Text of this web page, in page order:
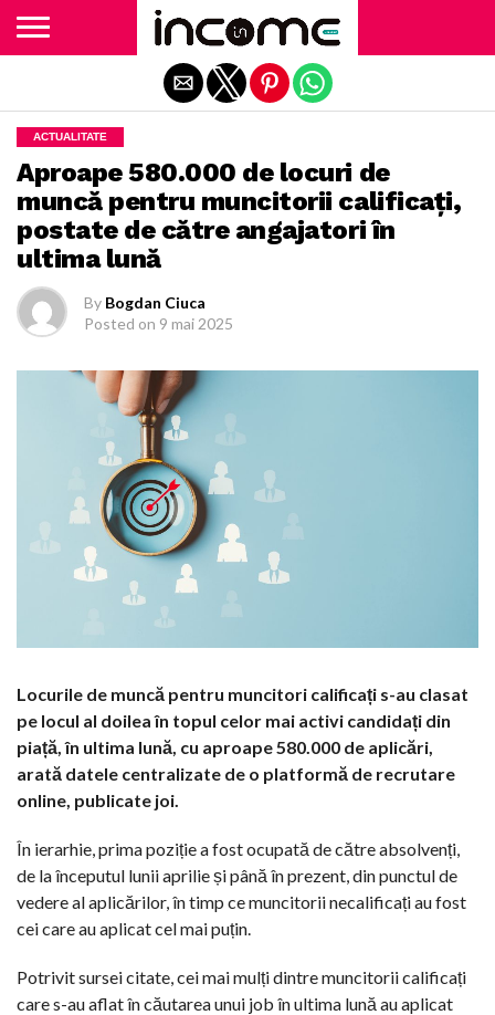
ACTUALITATE
Aproape 580.000 de locuri de
muncă pentru muncitorii calificați,
postate de către angajatori în
ultima lună
By Bogdan Ciuca
Posted on 9 mai 2025
Locurile de muncă pentru muncitori calificați s-au clasat
pe locul al doilea în topul celor mai activi candidați din
piață, în ultima lună, cu aproape 580.000 de aplicări,
arată datele centralizate de o platformă de recrutare
online, publicate joi.
În ierarhie, prima poziție a fost ocupată de către absolvenți,
de la începutul lunii aprilie și până în prezent, din punctul de
vedere al aplicărilor, în timp ce muncitorii necalificați au fost
cei care au aplicat cel mai puțin.
Potrivit sursei citate, cei mai mulți dintre muncitorii calificați
care s-au aflat în căutarea unui job în ultima lună au aplicat
Exit mobile version